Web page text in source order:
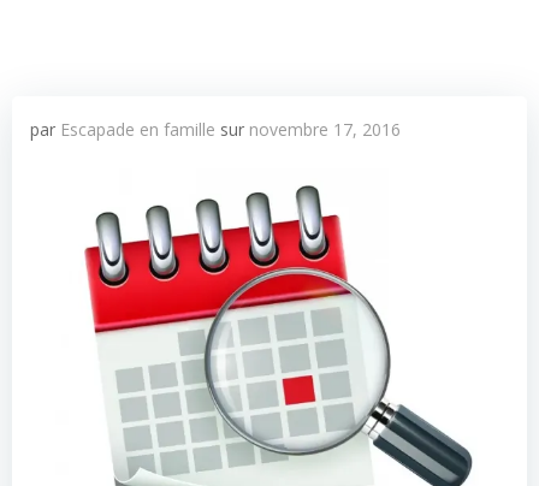
par Escapade en famille sur novembre 17, 2016